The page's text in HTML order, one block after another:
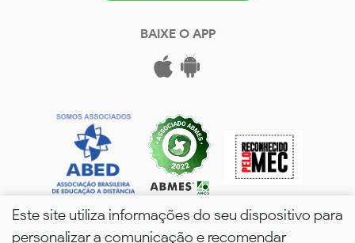
BAIXE O APP
Este site utiliza informações do seu dispositivo para
personalizar a comunicação e recomendar